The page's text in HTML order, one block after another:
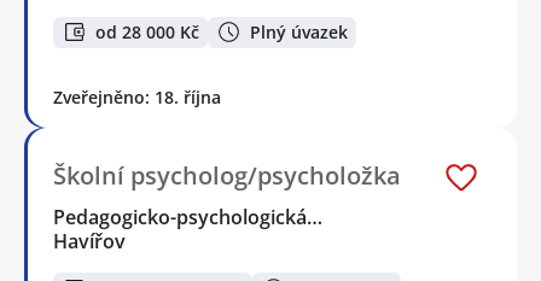
od 28 000 Kč Plný úvazek
Zveřejněno: 18. října
Školní psycholog/psycholožka
Pedagogicko-psychologická…
Havířov